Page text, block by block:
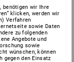
gegeben
aber in
im
gar nicht
immer die
benötigen wir Ihre
klicken, werden wir
Verfahren
sowie Daten
zu folgenden
Angebote und
sowie
wünschen, können
gegen den Einsatz